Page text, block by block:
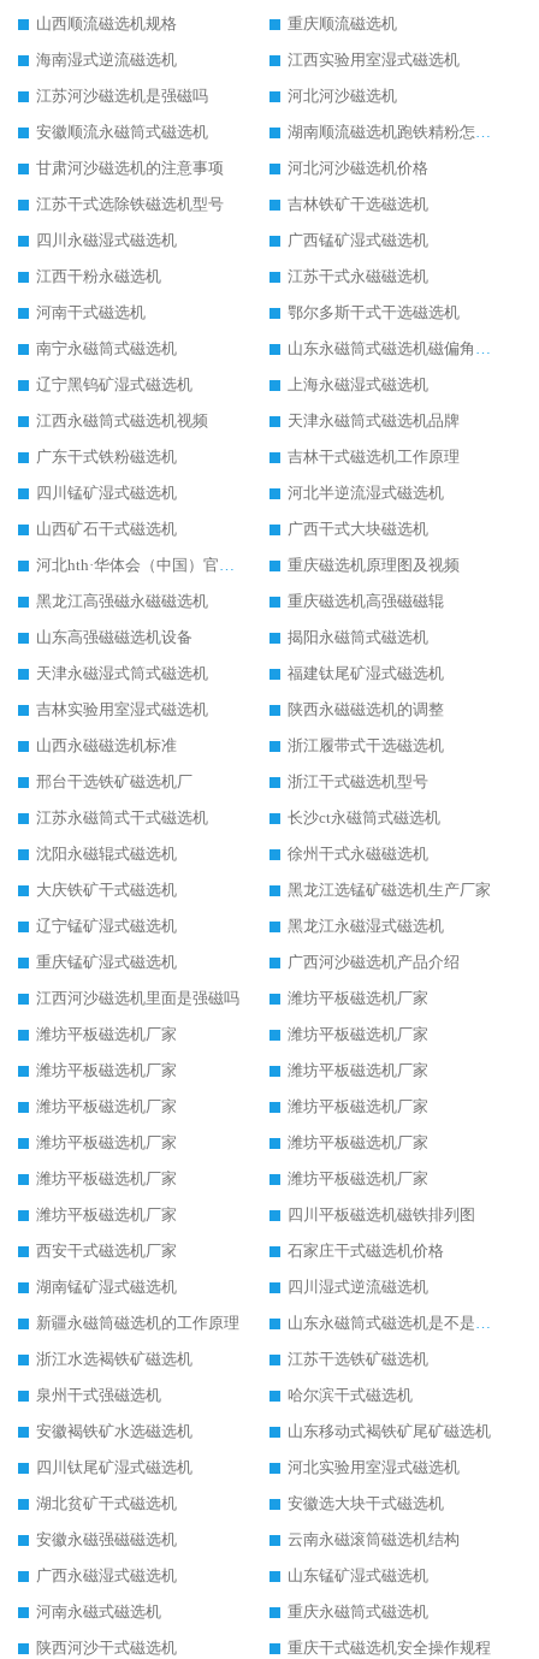
山西顺流磁选机规格
重庆顺流磁选机
海南湿式逆流磁选机
江西实验用室湿式磁选机
江苏河沙磁选机是强磁吗
河北河沙磁选机
安徽顺流永磁筒式磁选机
湖南顺流磁选机跑铁精粉怎么处理
甘肃河沙磁选机的注意事项
河北河沙磁选机价格
江苏干式选除铁磁选机型号
吉林铁矿干选磁选机
四川永磁湿式磁选机
广西锰矿湿式磁选机
江西干粉永磁选机
江苏干式永磁磁选机
河南干式磁选机
鄂尔多斯干式干选磁选机
南宁永磁筒式磁选机
山东永磁筒式磁选机磁偏角怎么调整
辽宁黑钨矿湿式磁选机
上海永磁湿式磁选机
江西永磁筒式磁选机视频
天津永磁筒式磁选机品牌
广东干式铁粉磁选机
吉林干式磁选机工作原理
四川锰矿湿式磁选机
河北半逆流湿式磁选机
山西矿石干式磁选机
广西干式大块磁选机
河北hth·华体会（中国）官方网站-hth.com 工作视频
重庆磁选机原理图及视频
黑龙江高强磁永磁磁选机
重庆磁选机高强磁磁辊
山东高强磁磁选机设备
揭阳永磁筒式磁选机
天津永磁湿式筒式磁选机
福建钛尾矿湿式磁选机
吉林实验用室湿式磁选机
陕西永磁磁选机的调整
山西永磁磁选机标准
浙江履带式干选磁选机
邢台干选铁矿磁选机厂
浙江干式磁选机型号
江苏永磁筒式干式磁选机
长沙ct永磁筒式磁选机
沈阳永磁辊式磁选机
徐州干式永磁磁选机
大庆铁矿干式磁选机
黑龙江选锰矿磁选机生产厂家
辽宁锰矿湿式磁选机
黑龙江永磁湿式磁选机
重庆锰矿湿式磁选机
广西河沙磁选机产品介绍
江西河沙磁选机里面是强磁吗
潍坊平板磁选机厂家
潍坊平板磁选机厂家
潍坊平板磁选机厂家
潍坊平板磁选机厂家
潍坊平板磁选机厂家
潍坊平板磁选机厂家
潍坊平板磁选机厂家
潍坊平板磁选机厂家
潍坊平板磁选机厂家
潍坊平板磁选机厂家
潍坊平板磁选机厂家
潍坊平板磁选机厂家
四川平板磁选机磁铁排列图
西安干式磁选机厂家
石家庄干式磁选机价格
湖南锰矿湿式磁选机
四川湿式逆流磁选机
新疆永磁筒磁选机的工作原理
山东永磁筒式磁选机是不是强磁
浙江水选褐铁矿磁选机
江苏干选铁矿磁选机
泉州干式强磁选机
哈尔滨干式磁选机
安徽褐铁矿水选磁选机
山东移动式褐铁矿尾矿磁选机
四川钛尾矿湿式磁选机
河北实验用室湿式磁选机
湖北贫矿干式磁选机
安徽选大块干式磁选机
安徽永磁强磁磁选机
云南永磁滚筒磁选机结构
广西永磁湿式磁选机
山东锰矿湿式磁选机
河南永磁式磁选机
重庆永磁筒式磁选机
陕西河沙干式磁选机
重庆干式磁选机安全操作规程